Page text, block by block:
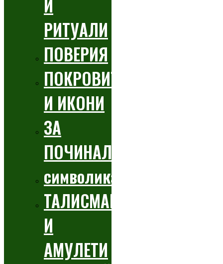
И
РИТУАЛИ
ПОВЕРИЯ
ПОКРОВИТЕЛИ
И ИКОНИ
ЗА
ПОЧИНАЛИТЕ
символика
ТАЛИСМАНИ
И
АМУЛЕТИ